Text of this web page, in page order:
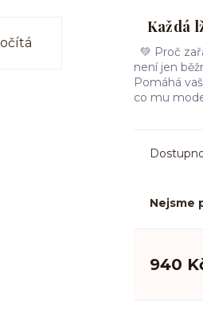
Každá
💚 Proč
není jen
Pomáhá
co mu
Nejsme
940